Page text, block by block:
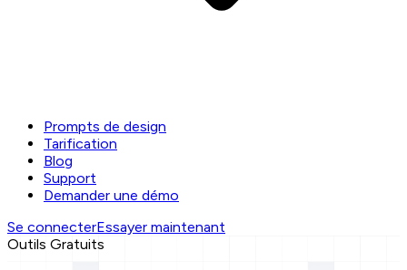
Prompts de design
Tarification
Blog
Support
Demander une démo
Se connecterEssayer maintenant
Outils Gratuits